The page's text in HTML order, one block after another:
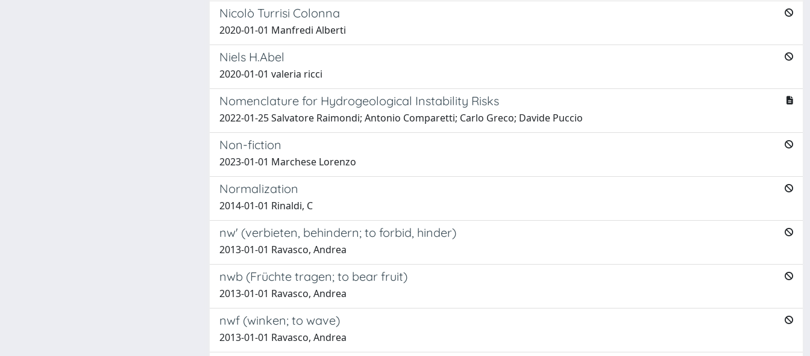
Nicolò Turrisi Colonna
2020-01-01 Manfredi Alberti
Niels H.Abel
2020-01-01 valeria ricci
Nomenclature for Hydrogeological Instability Risks
2022-01-25 Salvatore Raimondi; Antonio Comparetti; Carlo Greco; Davide Puccio
Non-fiction
2023-01-01 Marchese Lorenzo
Normalization
2014-01-01 Rinaldi, C
nw' (verbieten, behindern; to forbid, hinder)
2013-01-01 Ravasco, Andrea
nwb (Früchte tragen; to bear fruit)
2013-01-01 Ravasco, Andrea
nwf (winken; to wave)
2013-01-01 Ravasco, Andrea